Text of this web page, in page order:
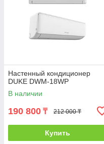
Настенный кондиционер
DUKE DWM-18WP
В наличии
190 800 ₸ 212 000 ₸
Купить